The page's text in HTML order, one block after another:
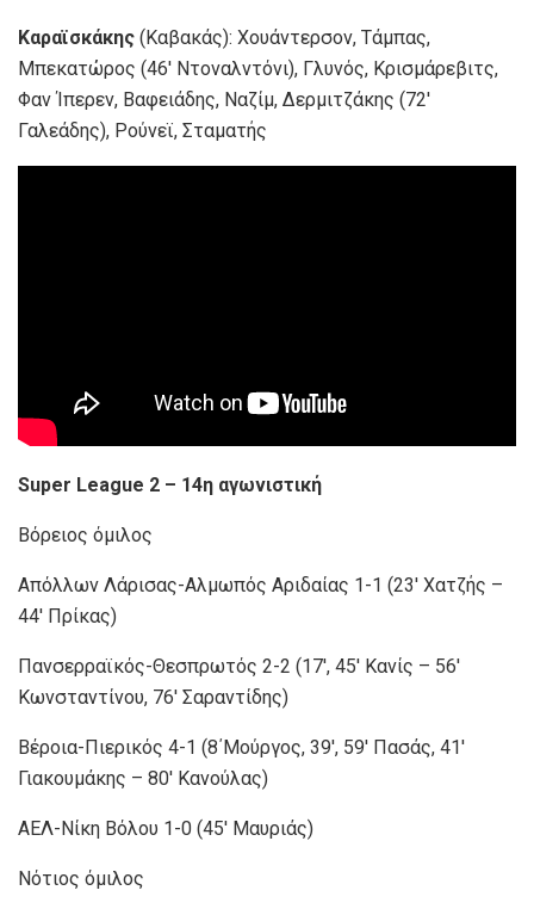
Καραϊσκάκης (Καβακάς): Χουάντερσον, Τάμπας,
Μπεκατώρος (46′ Ντοναλντόνι), Γλυνός, Κρισμάρεβιτς,
Φαν Ίπερεν, Βαφειάδης, Ναζίμ, Δερμιτζάκης (72′
Γαλεάδης), Ρούνεϊ, Σταματής
Super League 2 – 14η αγωνιστική
Βόρειος όμιλος
Απόλλων Λάρισας-Αλμωπός Αριδαίας 1-1 (23′ Χατζής –
44′ Πρίκας)
Πανσερραϊκός-Θεσπρωτός 2-2 (17′, 45′ Κανίς – 56′
Κωνσταντίνου, 76′ Σαραντίδης)
Βέροια-Πιερικός 4-1 (8΄Μούργος, 39′, 59′ Πασάς, 41′
Γιακουμάκης – 80′ Κανούλας)
ΑΕΛ-Νίκη Βόλου 1-0 (45′ Μαυριάς)
Νότιος όμιλος